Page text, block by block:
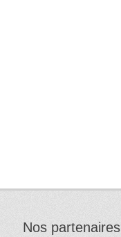
Nos partenaires